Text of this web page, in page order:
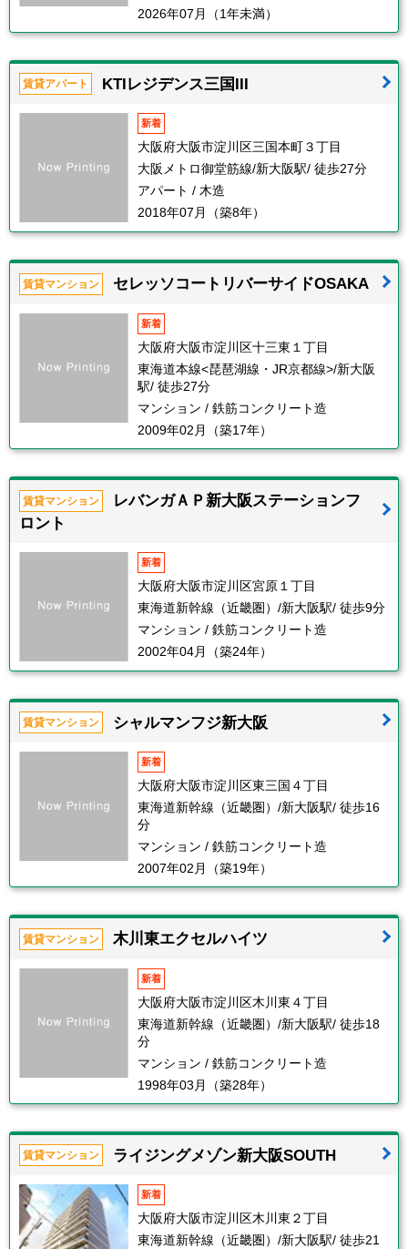
2026年07月（1年未満）
賃貸アパート KTIレジデンス三国III
新着
大阪府大阪市淀川区三国本町３丁目
大阪メトロ御堂筋線/新大阪駅/ 徒歩27分
アパート / 木造
2018年07月（築8年）
賃貸マンション セレッソコートリバーサイドOSAKA
新着
大阪府大阪市淀川区十三東１丁目
東海道本線<琵琶湖線・JR京都線>/新大阪
駅/ 徒歩27分
マンション / 鉄筋コンクリート造
2009年02月（築17年）
賃貸マンション
レバンガＡＰ新大阪ステーションフ
ロント
新着
大阪府大阪市淀川区宮原１丁目
東海道新幹線（近畿圏）/新大阪駅/ 徒歩9分
マンション / 鉄筋コンクリート造
2002年04月（築24年）
賃貸マンション シャルマンフジ新大阪
新着
大阪府大阪市淀川区東三国４丁目
東海道新幹線（近畿圏）/新大阪駅/ 徒歩16
分
マンション / 鉄筋コンクリート造
2007年02月（築19年）
賃貸マンション 木川東エクセルハイツ
新着
大阪府大阪市淀川区木川東４丁目
東海道新幹線（近畿圏）/新大阪駅/ 徒歩18
分
マンション / 鉄筋コンクリート造
1998年03月（築28年）
賃貸マンション ライジングメゾン新大阪SOUTH
新着
大阪府大阪市淀川区木川東２丁目
東海道新幹線（近畿圏）/新大阪駅/ 徒歩21